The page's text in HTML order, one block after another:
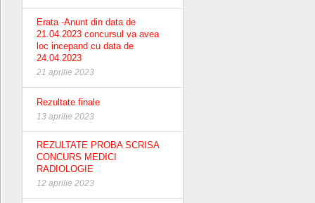
Erata -Anunt din data de
21.04.2023 concursul va avea
loc incepand cu data de
24.04.2023
21 aprilie 2023
Rezultate finale
13 aprilie 2023
REZULTATE PROBA SCRISA
CONCURS MEDICI
RADIOLOGIE
12 aprilie 2023